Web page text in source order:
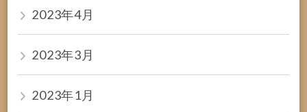
2023年4月
2023年3月
2023年1月